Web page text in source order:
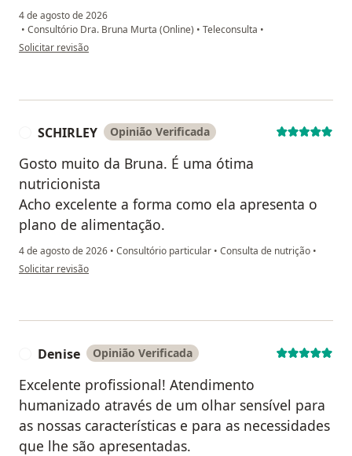
4 de agosto de 2026
• Consultório Dra. Bruna Murta (Online) • Teleconsulta •
na opinião do utilizador Claudia Burlet
Solicitar revisão
SCHIRLEY Opinião Verificada
Gosto muito da Bruna. É uma ótima
nutricionista
Acho excelente a forma como ela apresenta o
plano de alimentação.
4 de agosto de 2026 • Consultório particular • Consulta de nutrição •
na opinião do utilizador SCHIRLEY
Solicitar revisão
Denise Opinião Verificada
Excelente profissional! Atendimento
humanizado através de um olhar sensível para
as nossas características e para as necessidades
que lhe são apresentadas.